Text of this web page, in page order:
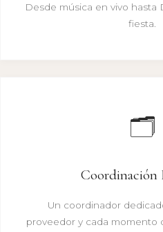
Desde música en vivo hasta
fiesta.
🗂️
Coordinación
Un coordinador
proveedor y cada momento